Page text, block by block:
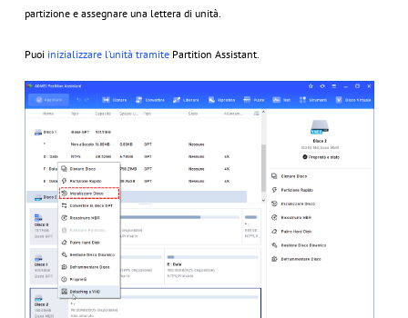
partizione e assegnare una lettera di unità.
Puoi inizializzare l’unità tramitePartition Assistant.